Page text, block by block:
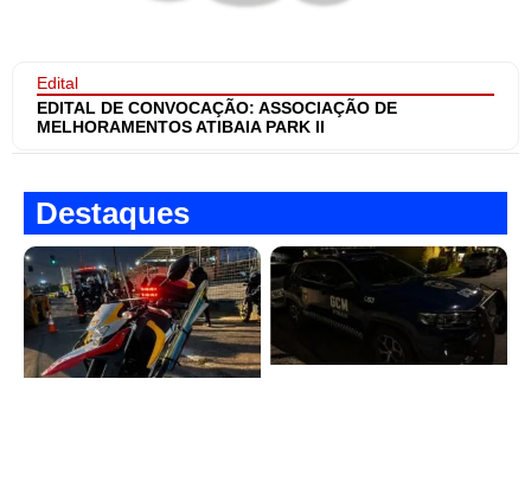
Edital
EDITAL DE CONVOCAÇÃO: ASSOCIAÇÃO DE
MELHORAMENTOS ATIBAIA PARK II
Destaques